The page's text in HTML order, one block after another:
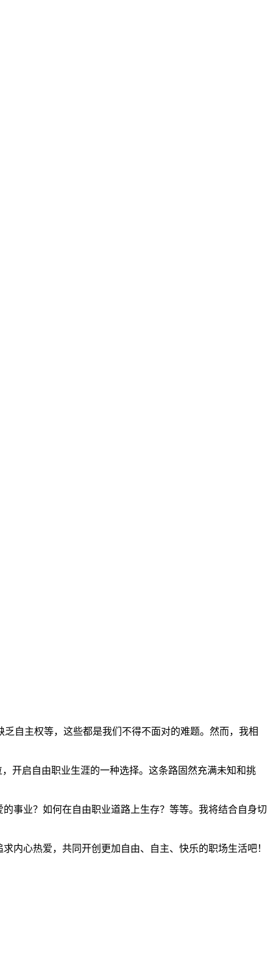
自主权等，这些都是我们不得不面对的难题。然而，我相
开启自由职业生涯的一种选择。这条路固然充满未知和挑
事业？如何在自由职业道路上生存？等等。我将结合自身切
内心热爱，共同开创更加自由、自主、快乐的职场生活吧！